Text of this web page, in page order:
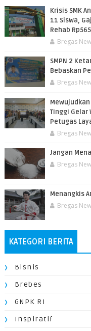
Krisis SMK
11 Siswa,
Rehab
Bregas
SMPN 2
Bebaskan
Bregas
Tinggi Gelar
Petugas
Bregas
Jangan
Bregas
Menangkis
Bregas
KATEGORI BERITA
Bisnis
Brebes
GNPK RI
Inspiratif